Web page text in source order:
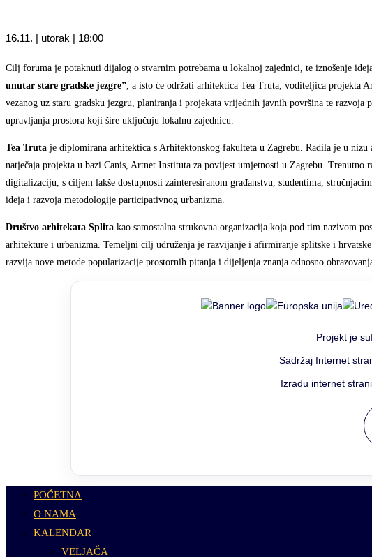
16.11. | utorak | 18:00
Cilj foruma je potaknuti dijalog o stvarnim potrebama u lokalnoj zajednici, te iznošenje
unutar stare gradske jezgre”, a isto će održati arhitektica Tea Truta, voditeljica projekta
vezanog uz staru gradsku jezgru, planiranja i projekata vrijednih javnih površina te
upravljanja prostora koji šire uključuju lokalnu zajednicu.
Tea Truta je diplomirana arhitektica s Arhitektonskog fakulteta u Zagrebu. Radila je u
natječaja projekta u bazi Canis, Artnet Instituta za povijest umjetnosti u Zagrebu.
digitalizaciju, s ciljem lakše dostupnosti zainteresiranom građanstvu, studentima,
ideja i razvoja metodologije participativnog urbanizma.
Društvo arhitekata Splita kao samostalna strukovna organizacija koja pod tim nazivom
arhitekture i urbanizma. Temeljni cilj udruženja je razvijanje i afirmiranje splitske i
razvija nove metode popularizacije prostornih pitanja i dijeljenja znanja odnosno
Projekt je
Sadržaj Internet
Izradu internet
POČETNA
O NAMA
KALENDAR
VELJAČA